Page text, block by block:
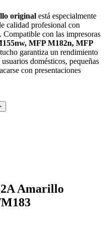
original está especialmente
calidad profesional con
con las impresoras
MFP M182n, MFP
garantiza un rendimiento
domésticos, pequeñas
con presentaciones
Amarillo